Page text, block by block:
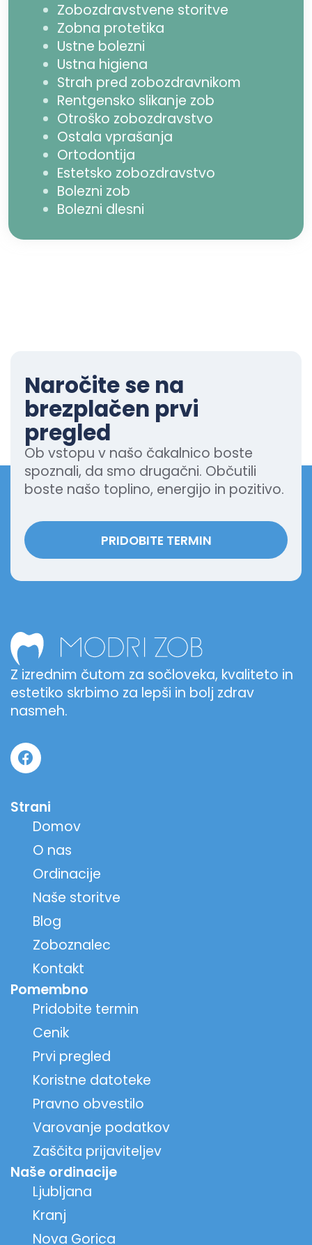
Zobozdravstvene storitve
Zobna protetika
Ustne bolezni
Ustna higiena
Strah pred zobozdravnikom
Rentgensko slikanje zob
Otroško zobozdravstvo
Ostala vprašanja
Ortodontija
Estetsko zobozdravstvo
Bolezni zob
Bolezni dlesni
Naročite se na
brezplačen prvi
pregled
Ob vstopu v našo čakalnico boste
spoznali, da smo drugačni. Občutili
boste našo toplino, energijo in pozitivo.
PRIDOBITE TERMIN
Z izrednim čutom za sočloveka, kvaliteto in
estetiko skrbimo za lepši in bolj zdrav
nasmeh.
Strani
Domov
O nas
Ordinacije
Naše storitve
Blog
Zoboznalec
Kontakt
Pomembno
Pridobite termin
Cenik
Prvi pregled
Koristne datoteke
Pravno obvestilo
Varovanje podatkov
Zaščita prijaviteljev
Naše ordinacije
Ljubljana
Kranj
Nova Gorica